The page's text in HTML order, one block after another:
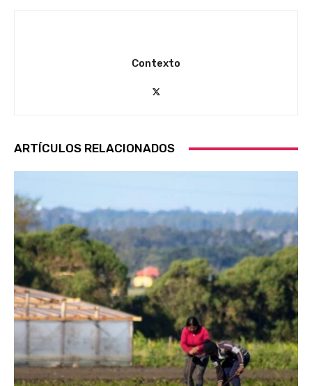
Contexto
ARTÍCULOS RELACIONADOS